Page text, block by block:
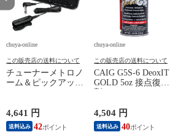
chuya-online
この販売店の送料について
チューナーメトロノ
ーム＆ピックアップ
スペシャルパック ブ
ラック
4,641 円
送料込み 42
chuya-online
この販売店の送料について
CAIG G5S-6 DeoxIT
GOLD 5oz 接点復活
剤
4,504 円
送料込み 40